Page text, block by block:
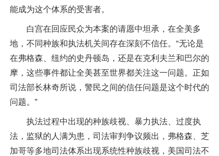
能成为这个体系的受害者。
白宫在回应民众为本案的请愿中坦承，在全美多
地，不同种族和执法机关间存在深刻不信任。“无论是
在弗格森、纽约的史丹顿岛，还是在克利夫兰和巴尔的
摩，这些事件都让全美甚至世界都关注这一问题。正如
司法部长林奇所说，警民之间的信任问题是这个时代的
问题。”
执法过程中出现的种族歧视、暴力执法、过度执
法，监狱的人满为患，司法审判争议频出，弗格森、芝
加哥等多地司法体系出现系统性种族歧视，美国司法不